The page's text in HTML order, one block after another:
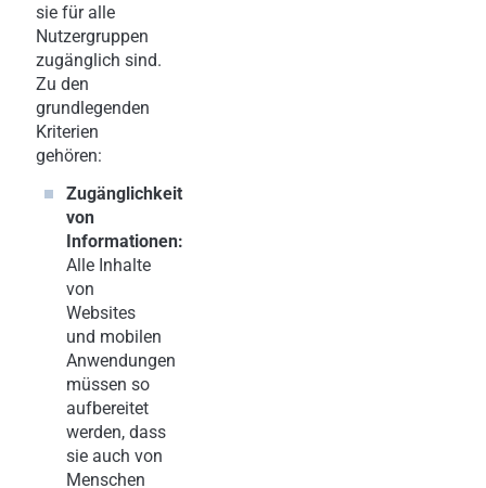
sie für alle
Nutzergruppen
zugänglich sind.
Zu den
grundlegenden
Kriterien
gehören:
Zugänglichkeit
von
Informationen:
Alle Inhalte
von
Websites
und mobilen
Anwendungen
müssen so
aufbereitet
werden, dass
sie auch von
Menschen